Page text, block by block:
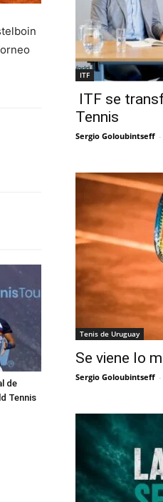
de
Tennis
ITF
ITF se
Tennis
Sergio Goloubintseff -
Tenis de Uruguay
Se viene lo
Sergio Goloubintseff -